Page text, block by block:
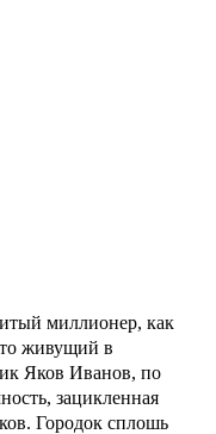
миллионер, как
живущий в
Яков Иванов, по
зацикленная
Городок сплошь